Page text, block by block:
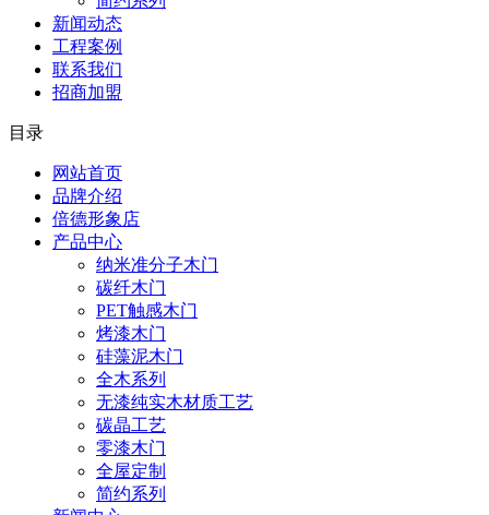
新闻动态
工程案例
联系我们
招商加盟
目录
网站首页
品牌介绍
倍德形象店
产品中心
纳米准分子木门
碳纤木门
PET触感木门
烤漆木门
硅藻泥木门
全木系列
无漆纯实木材质工艺
碳晶工艺
零漆木门
全屋定制
简约系列